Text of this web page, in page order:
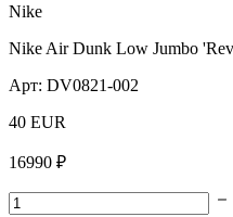
Nike
Nike Air Dunk Low Jumbo
Арт: DV0821-002
40 EUR
16990 ₽